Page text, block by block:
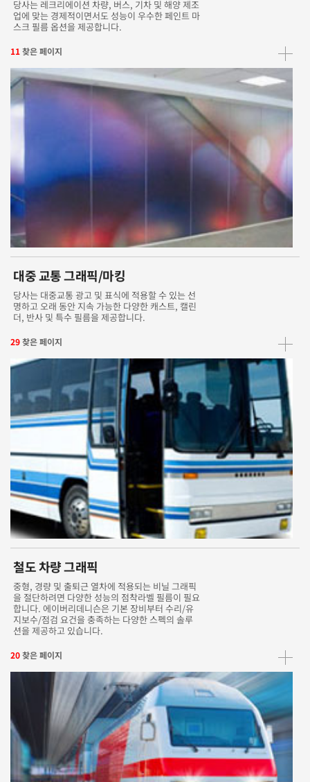
당사는 레크리에이션 차량, 버스, 기차 및 해양 제조
업에 맞는 경제적이면서도 성능이 우수한 페인트 마
스크 필름 옵션을 제공합니다.
11찾은 페이지
대중 교통 그래픽/마킹
당사는 대중교통 광고 및 표식에 적용할 수 있는 선
명하고 오래 동안 지속 가능한 다양한 캐스트, 캘린
더, 반사 및 특수 필름을 제공합니다.
29찾은 페이지
철도 차량 그래픽
중형, 경량 및 출퇴근 열차에 적용되는 비닐 그래픽
을 절단하려면 다양한 성능의 점착라벨 필름이 필요
합니다. 에이버리데니슨은 기본 장비부터 수리/유
지보수/점검 요건을 충족하는 다양한 스펙의 솔루
션을 제공하고 있습니다.
20찾은 페이지